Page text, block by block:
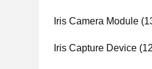
Iris Camera Module
Iris Capture Device